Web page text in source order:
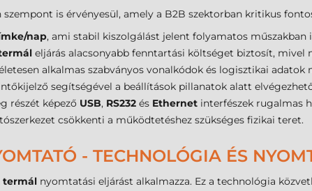
is érvényesül, amely a B2B szektorban kritikus
nap, ami stabil kiszolgálást jelent folyamatos műszakban
eljárás alacsonyabb fenntartási költséget biztosít, mivel
alkalmas szabványos vonalkódok és logisztikai adatok
segítségével a beállítások pillanatok alatt
részét képező USB, RS232 és Ethernet interfészek rugalmas
csökkenti a működtetéshez szükséges fizikai teret.
- TECHNOLÓGIA ÉS
nyomtatási eljárást alkalmazza. Ez a technológia